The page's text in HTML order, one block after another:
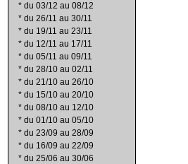
* du 03/12 au 08/12
* du 26/11 au 30/11
* du 19/11 au 23/11
* du 12/11 au 17/11
* du 05/11 au 09/11
* du 28/10 au 02/11
* du 21/10 au 26/10
* du 15/10 au 20/10
* du 08/10 au 12/10
* du 01/10 au 05/10
* du 23/09 au 28/09
* du 16/09 au 22/09
* du 25/06 au 30/06